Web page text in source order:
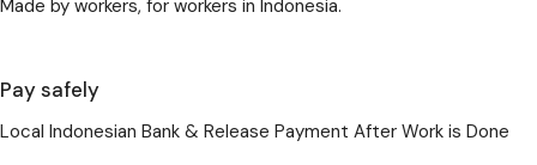
Made by workers, for workers in Indonesia.
Pay safely
Local Indonesian Bank & Release Payment After Work is Done